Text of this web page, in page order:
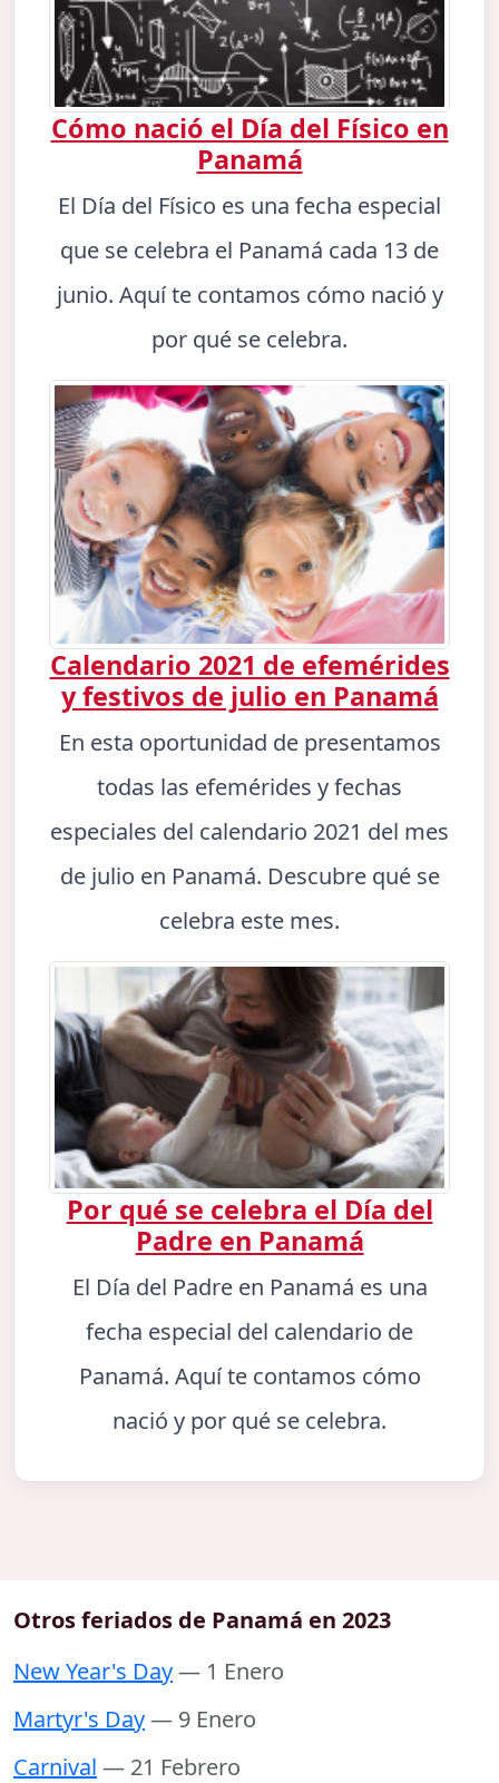
Cómo nació el Día del Físico en
Panamá
El Día del Físico es una fecha especial
que se celebra el Panamá cada 13 de
junio. Aquí te contamos cómo nació y
por qué se celebra.
Calendario 2021 de efemérides
y festivos de julio en Panamá
En esta oportunidad de presentamos
todas las efemérides y fechas
especiales del calendario 2021 del mes
de julio en Panamá. Descubre qué se
celebra este mes.
Por qué se celebra el Día del
Padre en Panamá
El Día del Padre en Panamá es una
fecha especial del calendario de
Panamá. Aquí te contamos cómo
nació y por qué se celebra.
Otros feriados de Panamá en 2023
New Year's Day— 1 Enero
Martyr's Day— 9 Enero
Carnival — 21 Febrero